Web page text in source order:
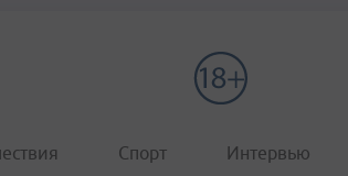
Спорт Интервью